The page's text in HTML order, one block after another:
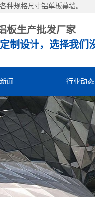
种规格尺寸铝单板幕墙。
板生产批发厂家
制设计，选择我们
闻 行业动态